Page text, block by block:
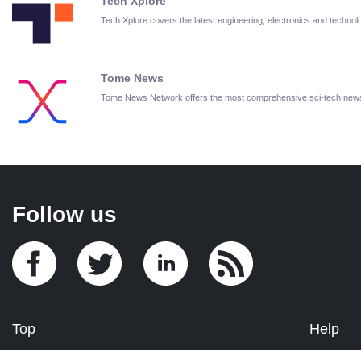
Tech Xplore covers the latest engineering, electronics and
Tome News
Tome News Network offers the most comprehensive sci-tech
Follow us
Top
Help